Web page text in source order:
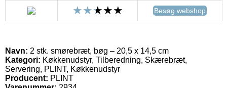
Besøg webshop
Navn: 2 stk. smørebræt, bøg – 20,5 x 14,5 cm
Kategori: Køkkenudstyr, Tilberedning, Skærebræt,
Servering, PLINT, Køkkenudstyr
Producent: PLINT